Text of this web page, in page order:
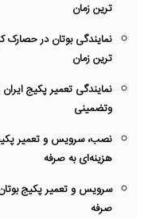
ترین زمان
نمایندگی بوتان در
ترین زمان
وتضمینی
نصب، سرویس و تعمیر پکیج
هزینه‌ای به صرفه
سرویس و تعمیر پکیج بوتان
صرفه